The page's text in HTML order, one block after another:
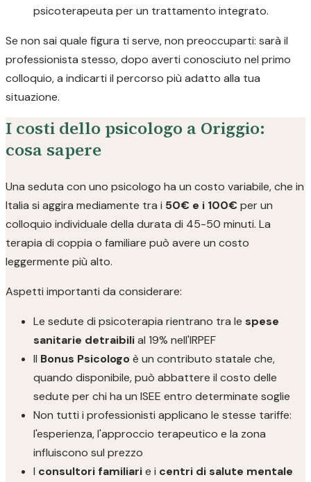
psicoterapeuta per un trattamento integrato.
Se non sai quale figura ti serve, non preoccuparti: sarà il
professionista stesso, dopo averti conosciuto nel primo
colloquio, a indicarti il percorso più adatto alla tua
situazione.
I costi dello psicologo a Origgio:
cosa sapere
Una seduta con uno psicologo ha un costo variabile, che in
Italia si aggira mediamente tra i 50€ e i 100€ per un
colloquio individuale della durata di 45-50 minuti. La
terapia di coppia o familiare può avere un costo
leggermente più alto.
Aspetti importanti da considerare:
Le sedute di psicoterapia rientrano tra le spese
sanitarie detraibilial 19% nell'IRPEF
Il Bonus Psicologoè un contributo statale che,
quando disponibile, può abbattere il costo delle
sedute per chi ha un ISEE entro determinate soglie
Non tutti i professionisti applicano le stesse tariffe:
l'esperienza, l'approccio terapeutico e la zona
influiscono sul prezzo
I consultori familiarie i centri di salute mentale